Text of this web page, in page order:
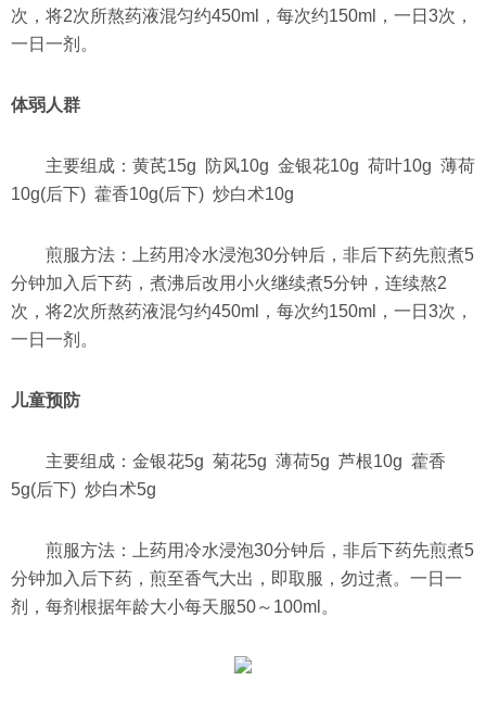
次，将2次所熬药液混匀约450ml，每次约150ml，一日3次，
一日一剂。
体弱人群
主要组成：黄芪15g 防风10g 金银花10g 荷叶10g 薄荷
10g(后下) 藿香10g(后下) 炒白术10g
煎服方法：上药用冷水浸泡30分钟后，非后下药先煎煮5
分钟加入后下药，煮沸后改用小火继续煮5分钟，连续熬2
次，将2次所熬药液混匀约450ml，每次约150ml，一日3次，
一日一剂。
儿童预防
主要组成：金银花5g 菊花5g 薄荷5g 芦根10g 藿香
5g(后下) 炒白术5g
煎服方法：上药用冷水浸泡30分钟后，非后下药先煎煮5
分钟加入后下药，煎至香气大出，即取服，勿过煮。一日一
剂，每剂根据年龄大小每天服50～100ml。